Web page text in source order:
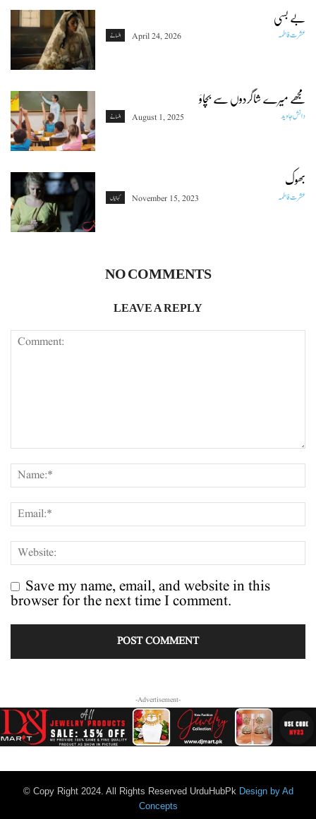
بے بسی
افسانے عشرت فاطمہ April 24, 2026
مجھے میرے شاگردوں سے بچاؤ
افسانے دانش جاوید August 1, 2025
بھوک
کہانیاں عشرت فاطمہ November 15, 2023
NO COMMENTS
LEAVE A REPLY
Save my name, email, and website in this
browser for the next time I comment.
-Advertisement-
© Copy Right 2024. All Rights Reserved UrduHubPk Design by Ad
Concepts